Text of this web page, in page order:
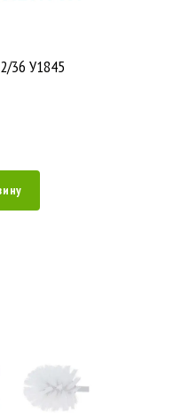
36 У1845